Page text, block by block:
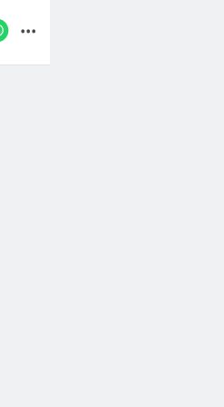
...